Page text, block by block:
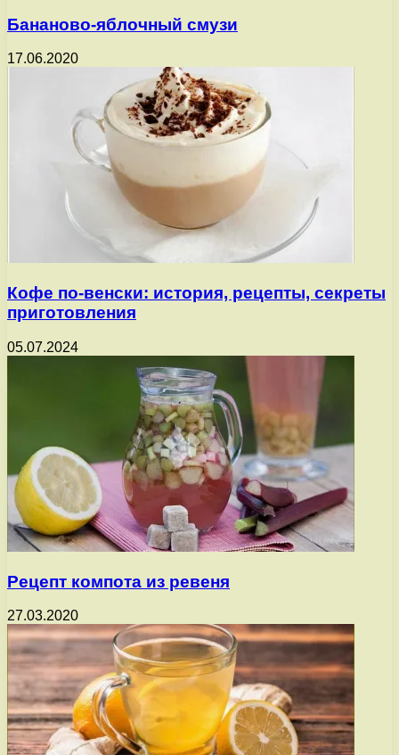
Бананово-яблочный смузи
17.06.2020
Кофе по-венски: история, рецепты, секреты
приготовления
05.07.2024
Рецепт компота из ревеня
27.03.2020